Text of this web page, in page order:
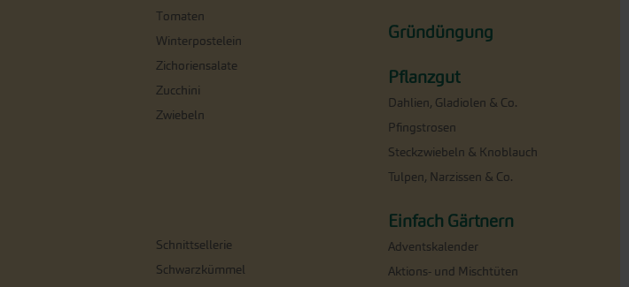
Tomaten
Winterpostelein
Zichoriensalate
Zucchini
Zwiebeln
Schnittsellerie
Schwarzkümmel
Gründüngung
Pflanzgut
Dahlien, Gladiolen & Co.
Pfingstrosen
Steckzwiebeln & Knoblauch
Tulpen, Narzissen & Co.
Einfach Gärtnern
Adventskalender
Aktions- und Mischtüten